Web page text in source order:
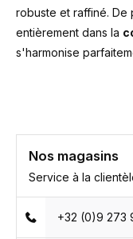
robuste et raffiné. De
entièrement dans la
s'harmonise
Nos magasins
Service à la
+32 (0)9 273